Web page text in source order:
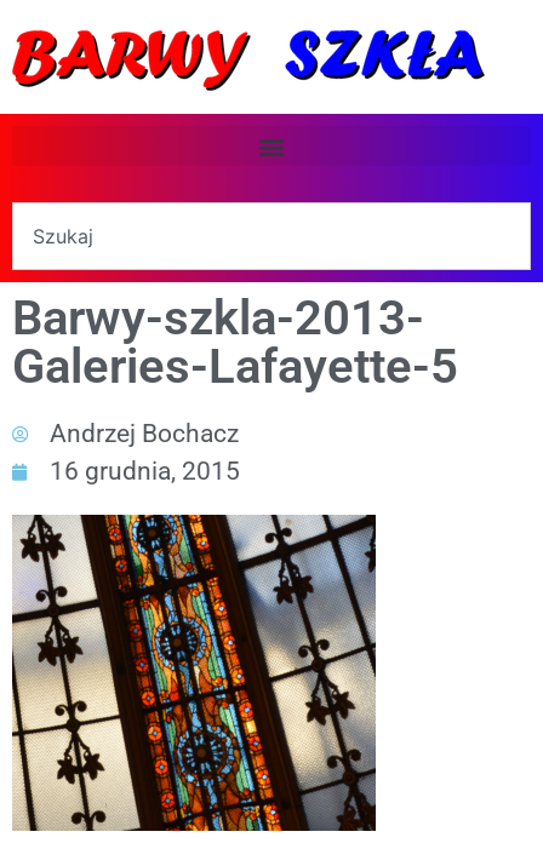
Barwy-szkla-2013-
Galeries-Lafayette-5
Andrzej Bochacz
16 grudnia, 2015